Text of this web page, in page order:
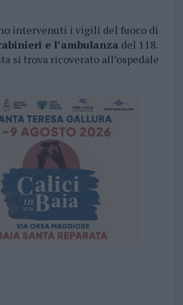
intervenuti i vigili del fuoco di
e l’ambulanza del 118.
si trova ricoverato all’ospedale